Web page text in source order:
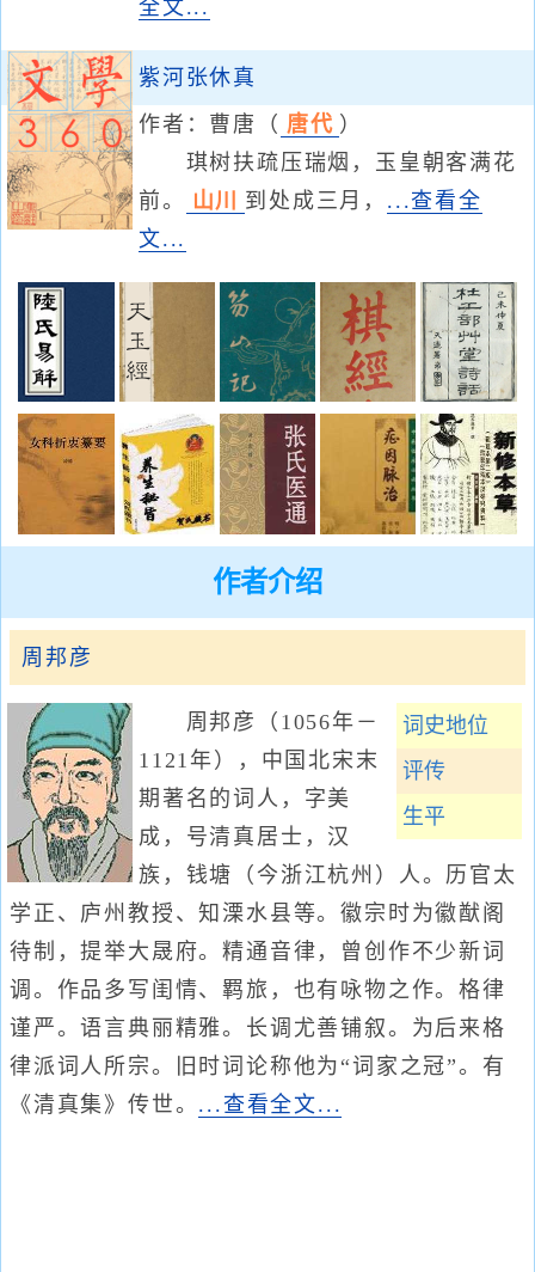
全文...
紫河张休真
作者： 曹唐 （ 唐代 ）
琪树扶疏压瑞烟，玉皇朝客满花
前。
山川 到处成三月， ...查看全
文...
作者介绍
周邦彦
词史地位
评传
生平
周邦彦（1056年－
1121年），中国北宋末
期著名的词人，字美
成，号清真居士，汉
族，钱塘（今浙江杭州）人。历官太
学正、庐州教授、知溧水县等。徽宗时为徽猷阁
待制，提举大晟府。精通音律，曾创作不少新词
调。作品多写闺情、羁旅，也有咏物之作。格律
谨严。语言典丽精雅。长调尤善铺叙。为后来格
律派词人所宗。旧时词论称他为“词家之冠”。有
《清真集》传世。 ...查看全文...